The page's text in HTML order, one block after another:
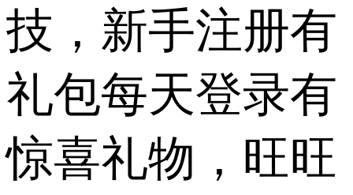
技，新手注册有
礼包每天登录有
惊喜礼物，旺旺